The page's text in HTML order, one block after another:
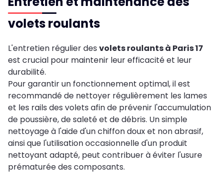
volets roulants
L'entretien régulier des volets roulants à Paris 17
est crucial pour maintenir leur efficacité et leur
durabilité.
Pour garantir un fonctionnement optimal, il est
recommandé de nettoyer régulièrement les lames
et les rails des volets afin de prévenir l'accumulation
de poussière, de saleté et de débris. Un simple
nettoyage à l'aide d'un chiffon doux et non abrasif,
ainsi que l'utilisation occasionnelle d'un produit
nettoyant adapté, peut contribuer à éviter l'usure
prématurée des composants.